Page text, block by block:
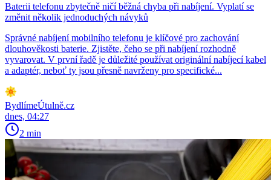
Baterii telefonu zbytečně ničí běžná chyba při nabíjení. Vyplatí se
změnit několik jednoduchých návyků
Správné nabíjení mobilního telefonu je klíčové pro zachování
dlouhověkosti baterie. Zjistěte, čeho se při nabíjení rozhodně
vyvarovat. V první řadě je důležité používat originální nabíjecí kabel
a adaptér, neboť ty jsou přesně navrženy pro specifické...
BydlímeÚtulně.cz
dnes, 04:27
2 min